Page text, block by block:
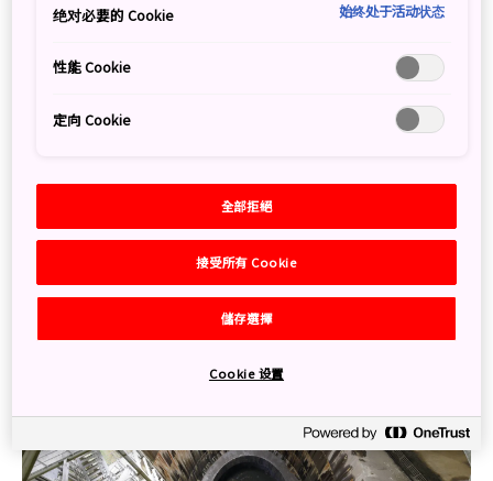
底疏洪設施。這個洞穴式排水工程是一個令人嘖嘖稱奇的
全。於 2006 年完工的首都圈外郭放水路位於地勢低窪、
绝对必要的 Cookie 始终处于活动状态
性能 Cookie
定向 Cookie
全部拒絕
接受所有 Cookie
儲存選擇
Cookie 设置